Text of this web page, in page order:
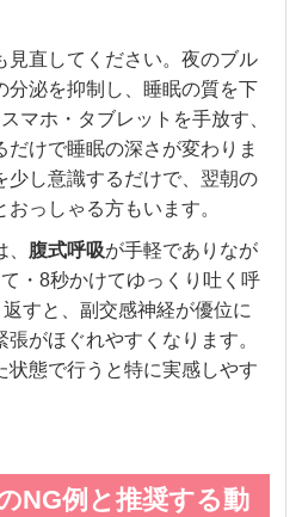
見直してください。夜のブル
分泌を抑制し、睡眠の質を下
マホ・タブレットを手放す、
けで睡眠の深さが変わりま
少し意識するだけで、翌朝の
っしゃる方もいます。
腹式呼吸が手軽でありなが
・8秒かけてゆっくり吐く呼
すと、副交感神経が優位に
がほぐれやすくなります。
状態で行うと特に実感しやす
NG例と推奨する動